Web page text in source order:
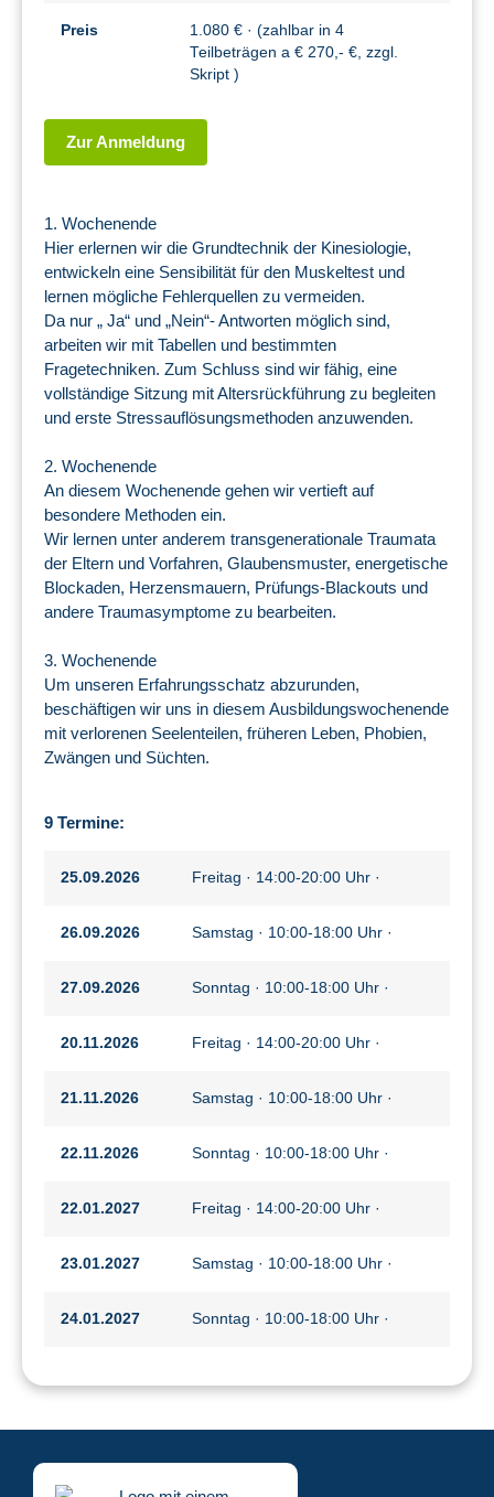
Preis
1.080 € · (zahlbar in 4
Teilbeträgen a € 270,- €, zzgl.
Skript )
Zur Anmeldung
1. Wochenende
Hier erlernen wir die Grundtechnik der Kinesiologie,
entwickeln eine Sensibilität für den Muskeltest und
lernen mögliche Fehlerquellen zu vermeiden.
Da nur „ Ja“ und „Nein“- Antworten möglich sind,
arbeiten wir mit Tabellen und bestimmten
Fragetechniken. Zum Schluss sind wir fähig, eine
vollständige Sitzung mit Altersrückführung zu begleiten
und erste Stressauflösungsmethoden anzuwenden.
2. Wochenende
An diesem Wochenende gehen wir vertieft auf
besondere Methoden ein.
Wir lernen unter anderem transgenerationale Traumata
der Eltern und Vorfahren, Glaubensmuster, energetische
Blockaden, Herzensmauern, Prüfungs-Blackouts und
andere Traumasymptome zu bearbeiten.
3. Wochenende
Um unseren Erfahrungsschatz abzurunden,
beschäftigen wir uns in diesem Ausbildungswochenende
mit verlorenen Seelenteilen, früheren Leben, Phobien,
Zwängen und Süchten.
9 Termine:
25.09.2026 Freitag · 14:00-20:00 Uhr ·
26.09.2026 Samstag · 10:00-18:00 Uhr ·
27.09.2026 Sonntag · 10:00-18:00 Uhr ·
20.11.2026 Freitag · 14:00-20:00 Uhr ·
21.11.2026 Samstag · 10:00-18:00 Uhr ·
22.11.2026 Sonntag · 10:00-18:00 Uhr ·
22.01.2027 Freitag · 14:00-20:00 Uhr ·
23.01.2027 Samstag · 10:00-18:00 Uhr ·
24.01.2027 Sonntag · 10:00-18:00 Uhr ·